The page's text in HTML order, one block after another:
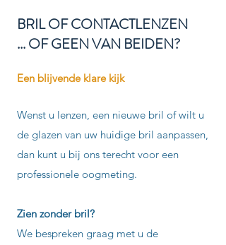
BRIL OF CONTACTLENZEN
... OF GEEN VAN BEIDEN?
Een blijvende klare kijk
Wenst u lenzen, een nieuwe bril of wilt u
de glazen van uw huidige bril aanpassen,
dan kunt u bij ons terecht voor een
professionele oogmeting.
Zien zonder bril?
We bespreken graag met u de